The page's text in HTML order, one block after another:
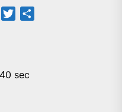
WhatsApp
Twitter
sec